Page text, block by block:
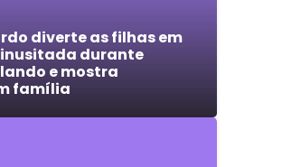
diverte as filhas em
durante
e mostra
família